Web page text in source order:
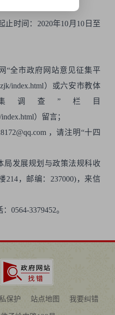
止时间：2020年10月10日至
“全市政府网站意见征集平
index.html）或六安市教体
调查”栏目
）留言；
@qq.com ，请注明“十四
局发展规划与政策法规科收
，邮编：237000)，来信
0564-3379452。
保护 站点地图 我要纠错